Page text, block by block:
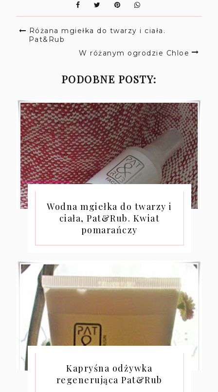
Różana mgiełka do twarzy i ciała.
Pat&Rub
W różanym ogrodzie Chloe
PODOBNE POSTY:
Wodna mgiełka do twarzy i
ciała, Pat&Rub. Kwiat
pomarańczy
Kapryśna odżywka
regenerująca Pat&Rub